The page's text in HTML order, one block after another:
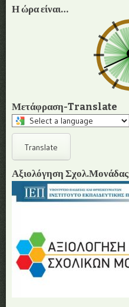
Η ώρα είναι…
Μετάφραση-Translate
Select
a
language
to
translate
this
page
Translate
Αξιολόγηση Σχολ.Μονάδας